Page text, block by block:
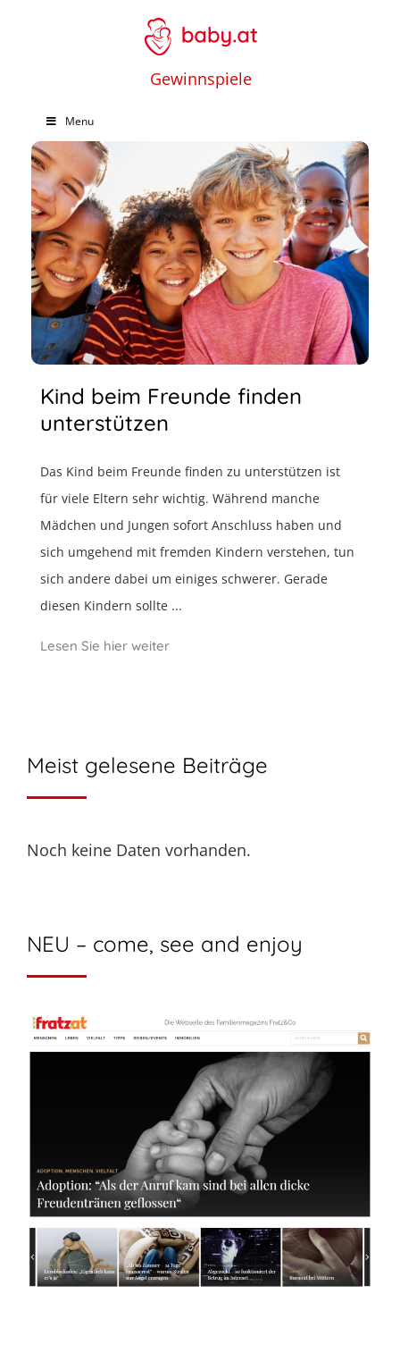
Gewinnspiele
Menu
Kind beim Freunde finden
unterstützen
Das Kind beim Freunde finden zu unterstützen ist
für viele Eltern sehr wichtig. Während manche
Mädchen und Jungen sofort Anschluss haben und
sich umgehend mit fremden Kindern verstehen, tun
sich andere dabei um einiges schwerer. Gerade
diesen Kindern sollte ...
Lesen Sie hier weiter
Meist gelesene Beiträge
Noch keine Daten vorhanden.
NEU – come, see and enjoy